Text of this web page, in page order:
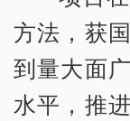
方法，获
到量大面
水平，推